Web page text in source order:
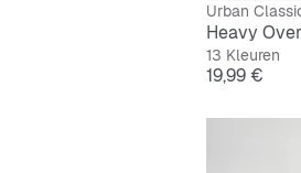
Urban
Heavy
13 Kleuren
Prijs
19,99 €